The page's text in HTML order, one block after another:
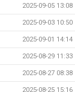
2025-09-05 13:08
2025-09-03 10:50
2025-09-01 14:14
2025-08-29 11:33
2025-08-27 08:38
2025-08-25 15:16